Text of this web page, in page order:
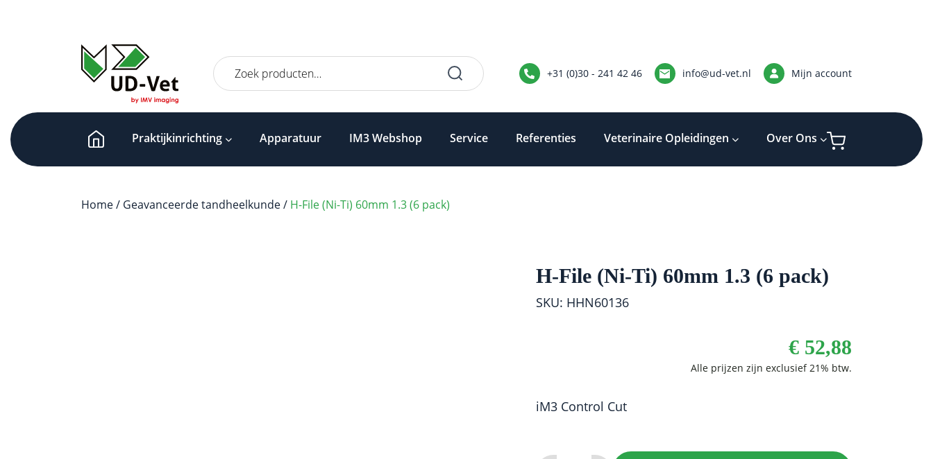
Zoeken
naar:
+31 (0)30 - 241 42 46 info@ud-vet.nl Mijn account
Praktijkinrichting Apparatuur IM3 Webshop Service Referenties Veterinaire Opleidingen Over Ons
Home/ Geavanceerde tandheelkunde/ H-File (Ni-Ti) 60mm 1.3 (6 pack)
H-File (Ni-Ti) 60mm 1.3 (6 pack)
SKU: HHN60136
€ 52,88
iM3 Control Cut